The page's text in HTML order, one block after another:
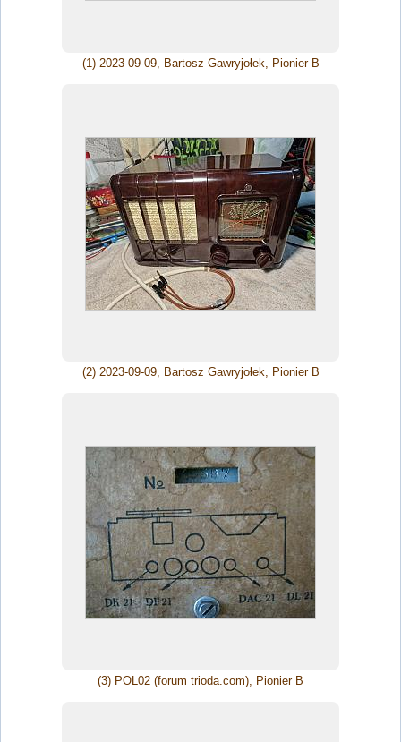
(1) 2023-09-09, Bartosz Gawryjołek, Pionier B
(2) 2023-09-09, Bartosz Gawryjołek, Pionier B
(3) POL02 (forum trioda.com), Pionier B